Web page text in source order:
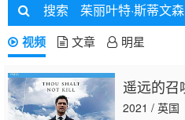
搜索 茱丽叶特·斯蒂文森
视频 文章 明星
遥远的召
2021 / 英国